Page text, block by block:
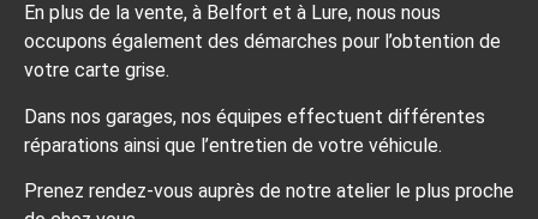
En plus de la vente, à Belfort et à Lure, nous nous
occupons également des démarches pour l’obtention de
votre carte grise.
Dans nos garages, nos équipes effectuent différentes
réparations ainsi que l’entretien de votre véhicule.
Prenez rendez-vous auprès de notre atelier le plus proche